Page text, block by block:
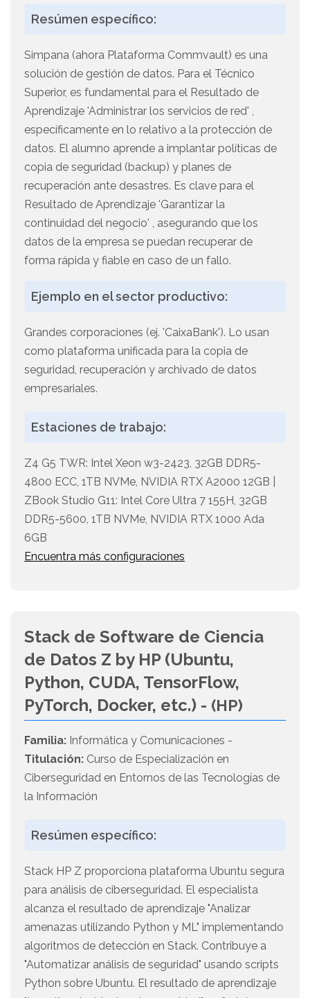
Resúmen específico:
Simpana (ahora Plataforma Commvault) es una
solución de gestión de datos. Para el Técnico
Superior, es fundamental para el Resultado de
Aprendizaje 'Administrar los servicios de red' ,
específicamente en lo relativo a la protección de
datos. El alumno aprende a implantar políticas de
copia de seguridad (backup) y planes de
recuperación ante desastres. Es clave para el
Resultado de Aprendizaje 'Garantizar la
continuidad del negocio' , asegurando que los
datos de la empresa se puedan recuperar de
forma rápida y fiable en caso de un fallo.
Ejemplo en el sector productivo:
Grandes corporaciones (ej. 'CaixaBank'). Lo usan
como plataforma unificada para la copia de
seguridad, recuperación y archivado de datos
empresariales.
Estaciones de trabajo:
Z4 G5 TWR: Intel Xeon w3-2423, 32GB DDR5-
4800 ECC, 1TB NVMe, NVIDIA RTX A2000 12GB |
ZBook Studio G11: Intel Core Ultra 7 155H, 32GB
DDR5-5600, 1TB NVMe, NVIDIA RTX 1000 Ada
6GB
Encuentra más configuraciones
Stack de Software de Ciencia
de Datos Z by HP (Ubuntu,
Python, CUDA, TensorFlow,
PyTorch, Docker, etc.) - (HP)
Familia: Informática y Comunicaciones -
Titulación: Curso de Especialización en
Ciberseguridad en Entornos de las Tecnologías de
la Información
Resúmen específico:
Stack HP Z proporciona plataforma Ubuntu segura
para análisis de ciberseguridad. El especialista
alcanza el resultado de aprendizaje "Analizar
amenazas utilizando Python y ML" implementando
algoritmos de detección en Stack. Contribuye a
"Automatizar análisis de seguridad" usando scripts
Python sobre Ubuntu. El resultado de aprendizaje